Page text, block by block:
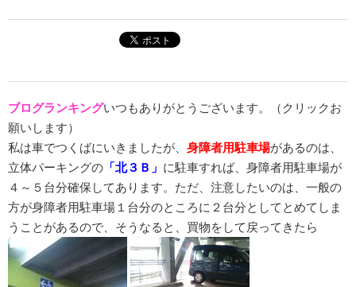
ブログランキングいつもありがとうございます。（クリックお
願いします）
私は車でつくばにいきましたが、 身障者用駐車場があるのは、
立体パーキングの 「北３Ｂ」 に駐車すれば、身障者用駐車場が
４～５台分確保してあります。ただ、注意したいのは、一般の
方が身障者用駐車場１台分のところに２台分としてとめてしま
うことがあるので、そうなると、買物をして戻ってきたら